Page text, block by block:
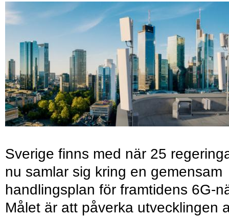
Sverige finns med när 25
nu samlar sig kring en gemensam
handlingsplan för framtidens 6G-
Målet är att påverka utvecklingen